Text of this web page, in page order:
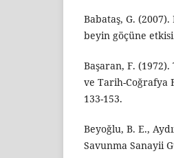
Babataş, G.
beyin göçüne
Başaran, F.
ve Tarih-Coğrafya
133-153.
Beyoğlu, B. E.,
Savunma Sanayii